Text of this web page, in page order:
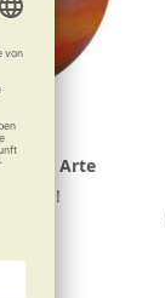
Arte
Ball!